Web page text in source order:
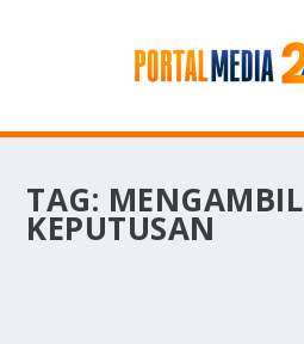
TAG: MENGAMBIL
KEPUTUSAN